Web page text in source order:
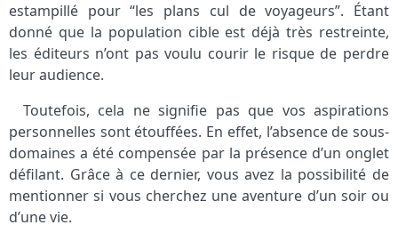
estampillé pour “les plans cul de voyageurs”. Étant
donné que la population cible est déjà très restreinte,
les éditeurs n’ont pas voulu courir le risque de perdre
leur audience.
Toutefois, cela ne signifie pas que vos aspirations
personnelles sont étouffées. En effet, l’absence de sous-
domaines a été compensée par la présence d’un onglet
défilant. Grâce à ce dernier, vous avez la possibilité de
mentionner si vous cherchez une aventure d’un soir ou
d’une vie.